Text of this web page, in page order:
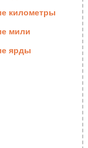
километры
мили
ярды